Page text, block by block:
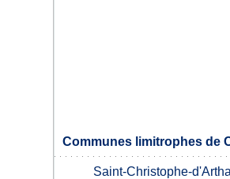
Communes limitrophes de
Saint-Christophe-